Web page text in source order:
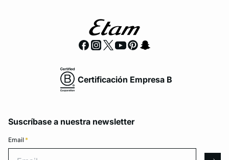
Certificación Empresa B
Suscríbase a nuestra newsletter
Email *